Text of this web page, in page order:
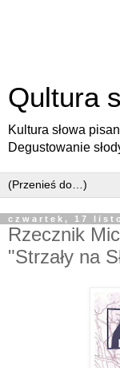
Qultura
Kultura słowa
Degustowanie
czwartek, 17
Rzecznik
"Strzały na